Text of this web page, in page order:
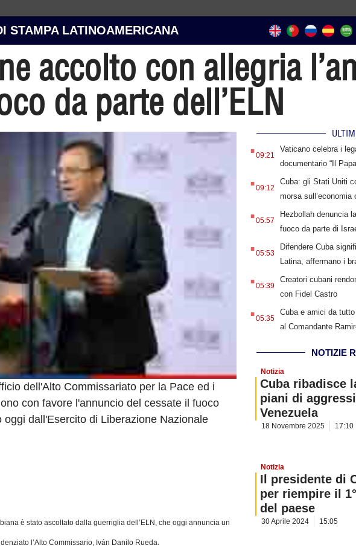
STAMPA LATINOAMERICANA
accolto con allegria
da parte dell’ELN
dell'Alto Commissariato per la Pace ed i
con favore l'annuncio del cessate il fuoco
dall'Esercito di Liberazione Nazionale
è stato ascoltato dalla guerriglia dell’ELN, che oggi annuncia un
l’Alto Commissario, Iván Danilo Rueda.
.09:21
Vaticano celebra i
documentario “Il
.09:12
Cuba: gli Stati Uniti
morsa sull’economia
.05:57
Hezbollah denuncia
fuoco da parte di
.05:53
Difendere Cuba
Latina, affermano i
.05:39
Creatori cubani
con Fidel Castro
.05:35
Cuba e amici da
al Comandante
NOTIZIE
Notizia
Cuba ribadisce
piani di
Venezuela
18 Novembre 2025 17:10
Notizia
Il presidente di
per riempire il
del paese
30 Aprile 2024 15:05